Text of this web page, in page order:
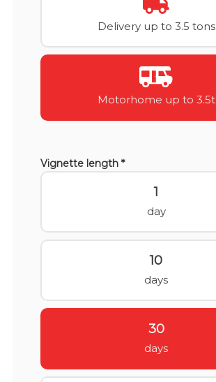
Delivery up to 3.5 tons
Motorhome up to 3.5t
Vignette length *
1
day
10
days
30
days